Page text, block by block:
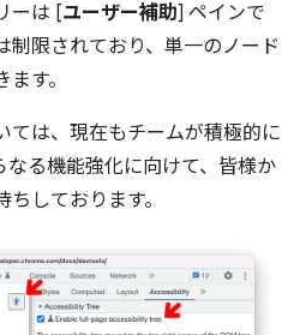
ーは [ユーザー補助] ペインで
制限されており、単一のノード
す。
ては、現在もチームが積極的に
なる機能強化に向けて、皆様か
ちしております。